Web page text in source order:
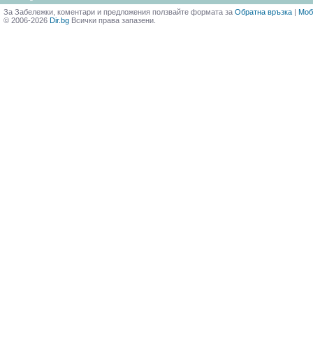
За Забележки, коментари и предложения ползвайте формата за Обратна връзка |
© 2006-2026 Dir.bg Всички права запазени.